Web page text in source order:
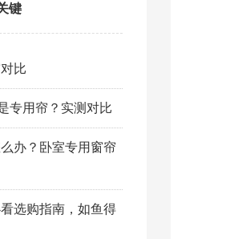
键
比
专用帘？实测对比
办？卧室专用窗帘
选购指南，如鱼得